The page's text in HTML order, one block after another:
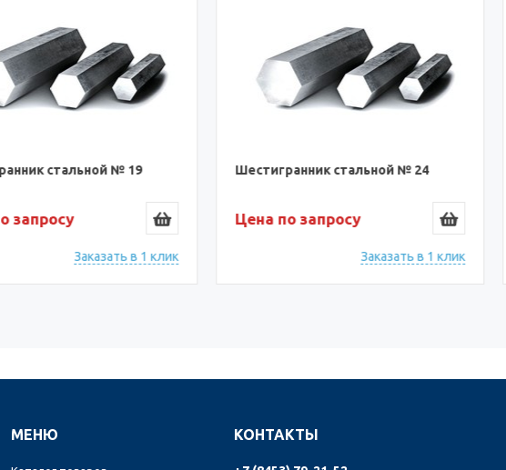
стальной № 19
запросу
Заказать в 1 клик
Шестигранник стальной № 24
Цена по запросу
Заказать в 1 клик
МЕНЮ КОНТАКТЫ